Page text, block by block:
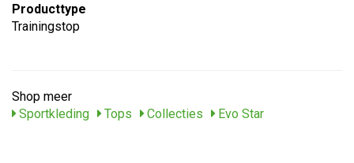
Producttype
Trainingstop
Shop meer
Sportkleding
Tops Collecties Evo Star